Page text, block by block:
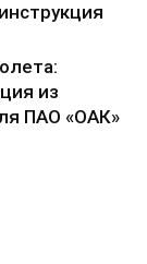
из
ПАО «ОАК»